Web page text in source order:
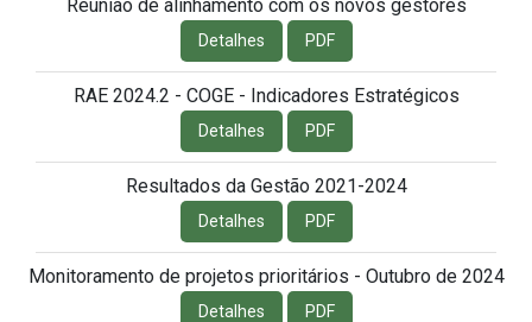
Reunião de alinhamento com os novos gestores
Detalhes PDF
RAE 2024.2 - COGE - Indicadores Estratégicos
Detalhes PDF
Resultados da Gestão 2021-2024
Detalhes PDF
Monitoramento de projetos prioritários - Outubro de 2024
Detalhes PDF